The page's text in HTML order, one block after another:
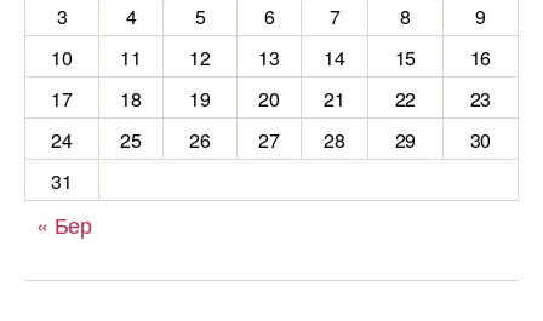
3
4 5 6 7 8
9
10
11 12 13 14 15
16
17
18 19 20 21 22
23
24
25 26 27 28 29
30
31
« Бер